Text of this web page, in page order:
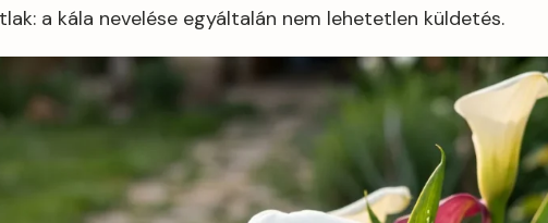
a kála nevelése egyáltalán nem lehetetlen küldetés.